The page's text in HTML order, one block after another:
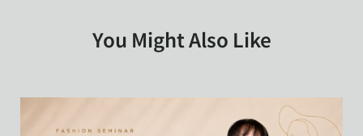
You Might Also Like